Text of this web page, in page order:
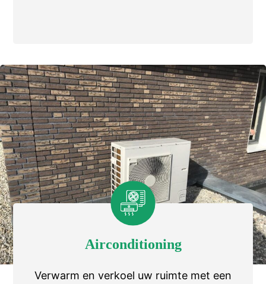
Airconditioning
Verwarm en verkoel uw ruimte met een